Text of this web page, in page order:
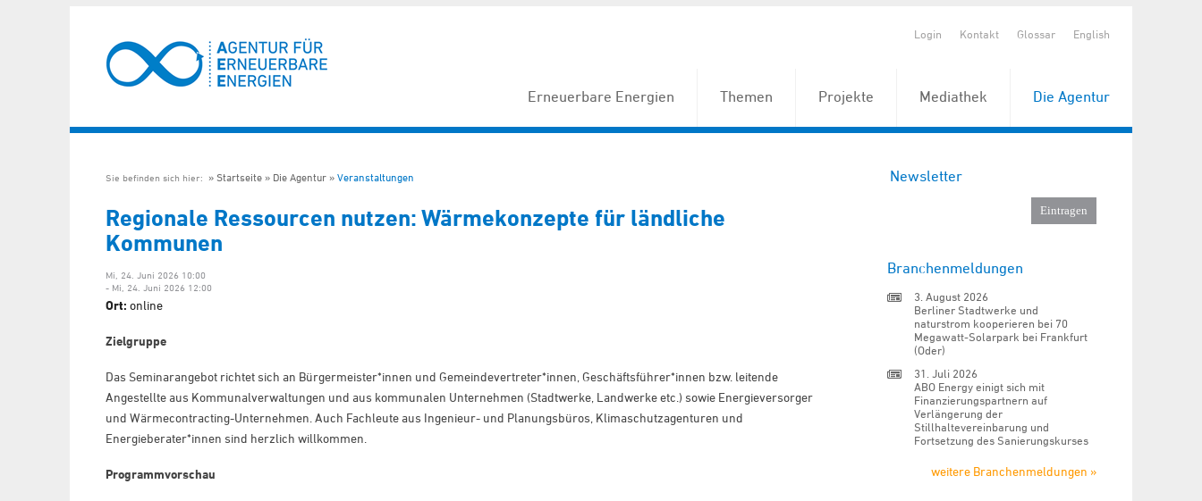
Login Kontakt Glossar English
Erneuerbare Energien Themen Projekte Mediathek Die Agentur
Sie befinden sich hier: Startseite Die Agentur Veranstaltungen
Regionale Ressourcen nutzen: Wärmekonzepte für ländliche
Kommunen
Mi, 24. Juni 2026 10:00
- Mi, 24. Juni 2026 12:00
Ort: online
Zielgruppe
Das Seminarangebot richtet sich an Bürgermeister*innen und Gemeindevertreter*innen , Geschäftsführer*innen bzw. leitende
Angestellte aus Kommunalverwaltungen und aus kommunalen Unternehmen (Stadtwerke, Landwerke etc.) sowie Energieversorger
und Wärmecontracting-Unternehmen. Auch Fachleute aus Ingenieur- und Planungsbüros, Klimaschutzagenturen und
Energieberater*innen sind herzlich willkommen.
Programmvorschau
Newsletter
Branchenmeldungen
3. August 2026
Berliner Stadtwerke und
naturstrom kooperieren bei 70
Megawatt-Solarpark bei Frankfurt
(Oder)
31. Juli 2026
ABO Energy einigt sich mit
Finanzierungspartnern auf
Verlängerung der
Stillhaltevereinbarung und
Fortsetzung des Sanierungskurses
weitere Branchenmeldungen »